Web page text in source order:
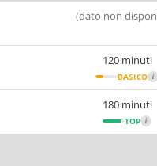
(dato non
120 minuti
BASICO i
180 minuti
TOP i